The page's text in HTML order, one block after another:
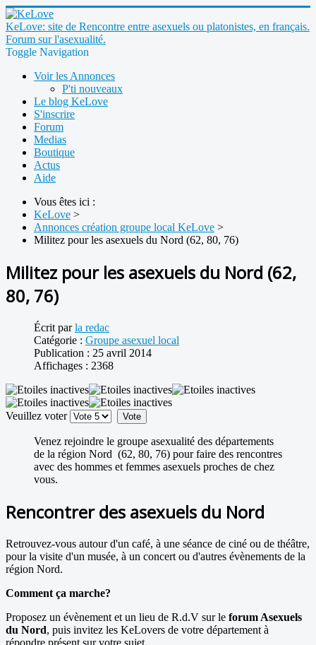
KeLove: site de Rencontre entre asexuels ou platonistes, en français.
Forum sur l'asexualité.
Toggle Navigation
Voir les Annonces
P'ti nouveaux
Le blog KeLove
S'inscrire
Forum
Medias
Boutique
Actus
Aide
Vous êtes ici :
KeLove >
Annonces création groupe local KeLove >
Militez pour les asexuels du Nord (62, 80, 76)
Militez pour les asexuels du Nord (62,
80, 76)
Écrit parla redac
Catégorie : Groupe asexuel local
Publication : 25 avril 2014
Affichages : 2368
Veuillez voter
Venez rejoindre le groupe asexualité des départements
de la région Nord (62, 80, 76) pour faire des rencontres
avec des hommes et femmes asexuels proches de chez
vous.
Rencontrer des asexuels du Nord
Retrouvez-vous autour d'un café, à une séance de ciné ou de théâtre,
pour la visite d'un musée, à un concert ou d'autres évènements de la
région Nord.
Comment ça marche?
Proposez un évènement et un lieu de R.d.V sur le forum Asexuels
du Nord, puis invitez les KeLovers de votre département à
répondre présent sur votre sujet.